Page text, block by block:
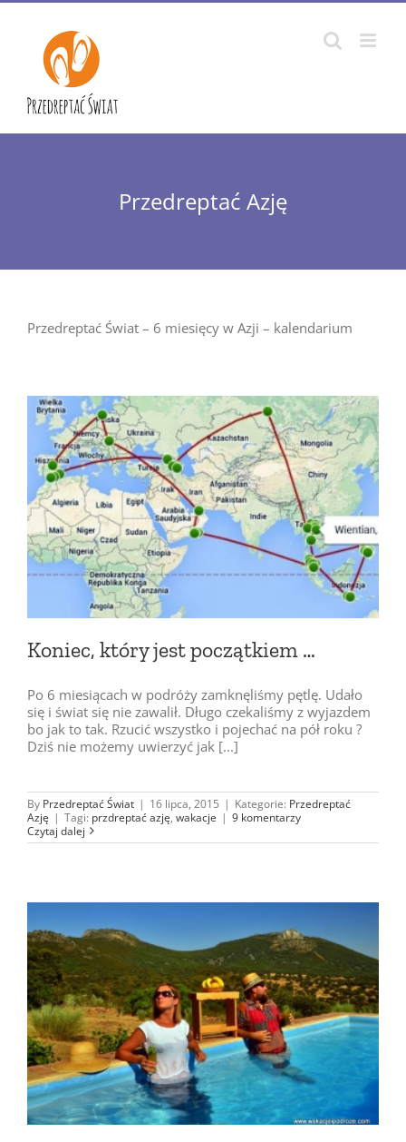
Przejdź
zawartości
Przedreptać Azję
Przedreptać Świat – 6 miesięcy w Azji – kalendarium
Koniec, który jest początkiem …
Po 6 miesiącach w podróży zamknęliśmy pętlę. Udało
się i świat się nie zawalił. Długo czekaliśmy z wyjazdem
bo jak to tak. Rzucić wszystko i pojechać na pół roku ?
Dziś nie możemy uwierzyć jak [...]
By Przedreptać Świat | 16 lipca, 2015 | Kategorie: Przedreptać
Azję | Tagi: przdreptać azję, wakacje | 9 komentarzy
Czytaj dalej